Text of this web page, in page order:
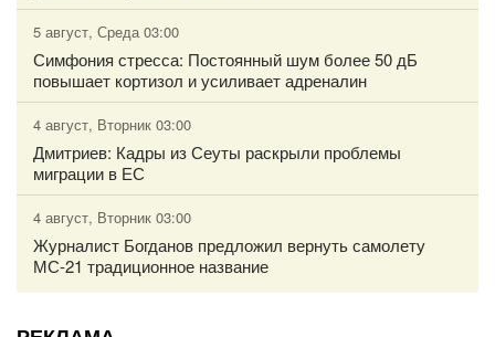
5 август, Среда 03:00
Симфония стресса: Постоянный шум более 50 дБ
повышает кортизол и усиливает адреналин
4 август, Вторник 03:00
Дмитриев: Кадры из Сеуты раскрыли проблемы
миграции в ЕС
4 август, Вторник 03:00
Журналист Богданов предложил вернуть самолету
МС-21 традиционное название